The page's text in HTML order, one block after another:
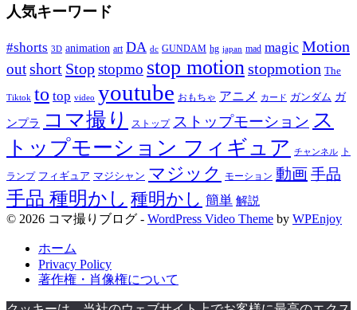
人気キーワード
#shorts 3D animation art DA dc GUNDAM hg japan mad magic Motion
outshort Stopstopmo stop motionstopmotion The
Tiktok to top video youtube おもちゃ アニメ カード ガンダム ガ
ンプラ コマ撮り ストップ ストップモーション ス
トップモーション フィギュア チャンネル ト
ランプ フィギュア マジシャン マジック モーション 動画手品
手品 種明かし 種明かし 簡単 解説
© 2026 コマ撮りブログ - WordPress Video Theme by WPEnjoy
ホーム
Privacy Policy
著作権・肖像権について